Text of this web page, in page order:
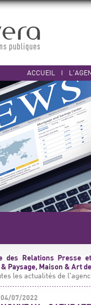
ACCUEIL I
des Relations Presse
Paysage, Maison & Art
les actualités de
04/07/2022